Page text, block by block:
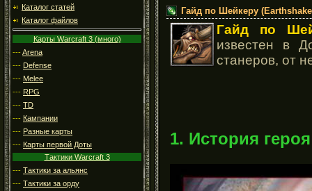
Каталог статей
Каталог файлов
Карты Warcraft 3 (много)
---Arena
--- Defense
--- Melee
--- RPG
--- TD
--- Кампании
--- Разные карты
--- Карты первой Доты
Тактики Warcraft 3
--- Тактики за альянс
--- Тактики за орду
Гайд по Шейкеру
Гайд по
известен в
станеров, от
1. История героя